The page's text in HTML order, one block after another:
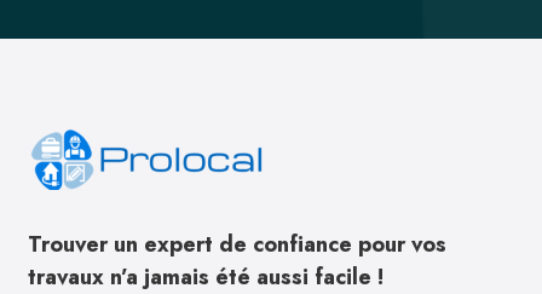
Trouver un expert de confiance pour vos
travaux n’a jamais été aussi facile !